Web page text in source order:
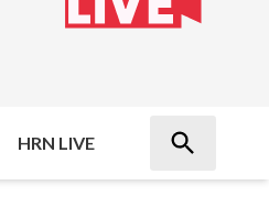
HRN LIVE